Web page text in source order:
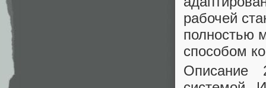
рабочей
полностью
способом
Описание